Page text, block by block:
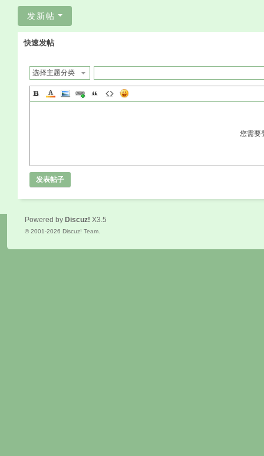
发新帖
快速发帖
选择主题分类
您需要
发表帖子
Powered by Discuz! X3.5
© 2001-2026 Discuz! Team